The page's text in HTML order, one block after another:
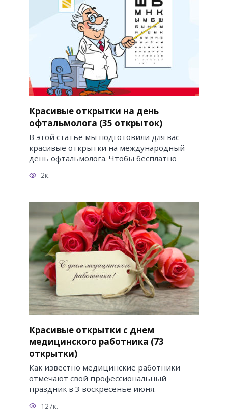
Красивые открытки на день
офтальмолога (35 открыток)
В этой статье мы подготовили для вас
красивые открытки на международный
день офтальмолога. Чтобы бесплатно
2к.
Красивые открытки с днем
медицинского работника (73
открытки)
Как известно медицинские работники
отмечают свой профессиональный
праздник в 3 воскресенье июня.
127к.